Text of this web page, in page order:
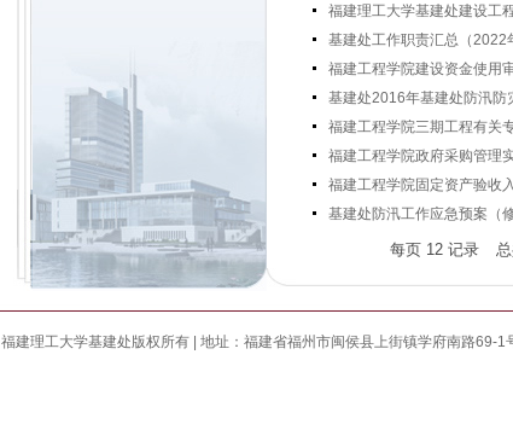
福建理工大学基建处建设工
基建处工作职责汇总（2022
福建工程学院建设资金使用
基建处2016年基建处防汛防
福建工程学院三期工程有关
福建工程学院政府采购管理
福建工程学院固定资产验收
基建处防汛工作应急预案（修
每页 12记录
| 福建理工大学基建处版权所有 | 地址：福建省福州市闽侯县上街镇学府南路